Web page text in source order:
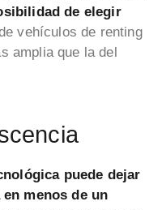
de elegir
vehículos de renting
amplia que la del
puede dejar
menos de un